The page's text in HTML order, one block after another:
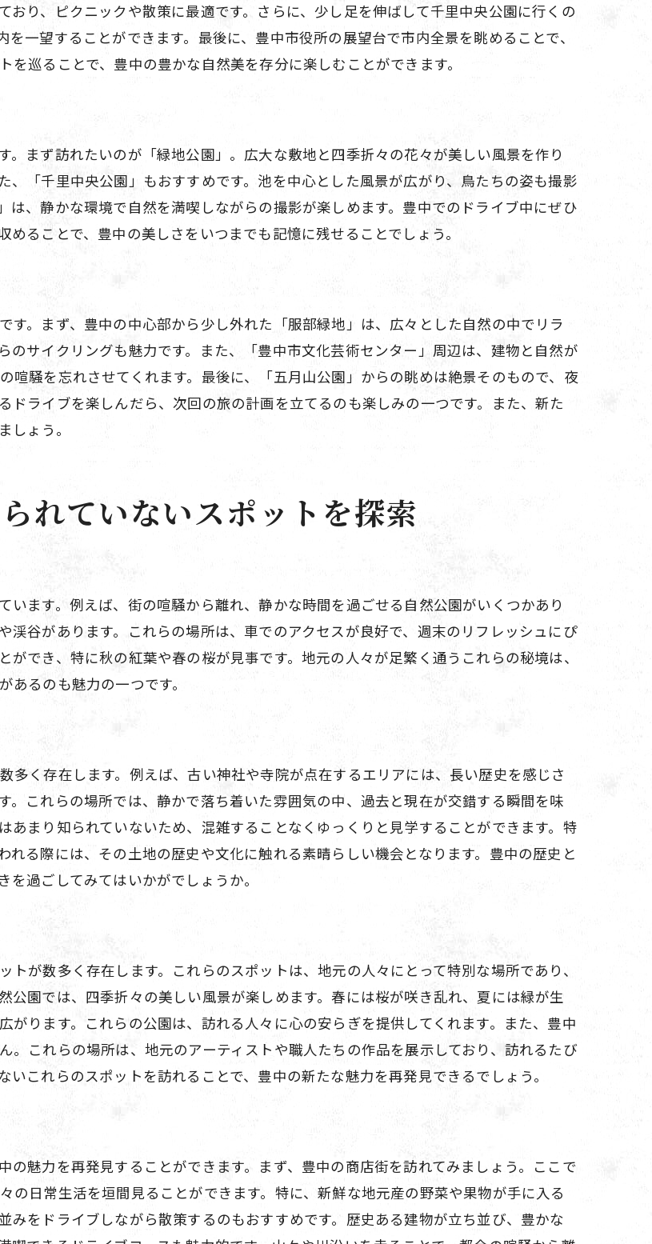
民の秘密豊中の隠れた名所
の新定番豊中の隠れスポット
イブで楽しむ豊中の新しい魅力
に最適豊中のリフレッシュドライブ
イブでリフレッシュ豊中の自然巡り
の豊中ドライブで心身を癒す
力を再発見絶景と隠れた名所を巡るドライブ
の新しい魅力を発見するドライブ
と隠れた名所が豊富な豊中のドライブ
の魅力を再発見するためのドライブコース
い視点で楽しむ豊中のドライブ旅
中のドライブ絶景ポイントと名所を楽しむ
で楽しむ絶景ポイントと名所
癒す豊中のドライブコース紹介
の絶景と名所で心身をリフレッシュ
イブで楽しむ豊中の自然と観光名所
り、ピクニックや散策に最適です。さらに、少し足を伸ばして千里中央公園に行くの
一望することができます。最後に、豊中市役所の展望台で市内全景を眺めることで、
巡ることで、豊中の豊かな自然美を存分に楽しむことができます。
まず訪れたいのが「緑地公園」。広大な敷地と四季折々の花々が美しい風景を作り
、「千里中央公園」もおすすめです。池を中心とした風景が広がり、鳥たちの姿も撮影
は、静かな環境で自然を満喫しながらの撮影が楽しめます。豊中でのドライブ中にぜひ
ることで、豊中の美しさをいつまでも記憶に残せることでしょう。
す。まず、豊中の中心部から少し外れた「服部緑地」は、広々とした自然の中でリラ
のサイクリングも魅力です。また、「豊中市文化芸術センター」周辺は、建物と自然が
喧騒を忘れさせてくれます。最後に、「五月山公園」からの眺めは絶景そのもので、夜
ドライブを楽しんだら、次回の旅の計画を立てるのも楽しみの一つです。また、新た
ょう。
れていないスポットを探索
ます。例えば、街の喧騒から離れ、静かな時間を過ごせる自然公園がいくつかあり
渓谷があります。これらの場所は、車でのアクセスが良好で、週末のリフレッシュにぴ
でき、特に秋の紅葉や春の桜が見事です。地元の人々が足繁く通うこれらの秘境は、
るのも魅力の一つです。
多く存在します。例えば、古い神社や寺院が点在するエリアには、長い歴史を感じさ
。これらの場所では、静かで落ち着いた雰囲気の中、過去と現在が交錯する瞬間を味
あまり知られていないため、混雑することなくゆっくりと見学することができます。特
れる際には、その土地の歴史や文化に触れる素晴らしい機会となります。豊中の歴史と
過ごしてみてはいかがでしょうか。
が数多く存在します。これらのスポットは、地元の人々にとって特別な場所であり、
公園では、四季折々の美しい風景が楽しめます。春には桜が咲き乱れ、夏には緑が生
がります。これらの公園は、訪れる人々に心の安らぎを提供してくれます。また、豊中
。これらの場所は、地元のアーティストや職人たちの作品を展示しており、訪れるたび
これらのスポットを訪れることで、豊中の新たな魅力を再発見できるでしょう。
の魅力を再発見することができます。まず、豊中の商店街を訪れてみましょう。ここで
の日常生活を垣間見ることができます。特に、新鮮な地元産の野菜や果物が手に入る
みをドライブしながら散策するのもおすすめです。歴史ある建物が立ち並び、豊かな